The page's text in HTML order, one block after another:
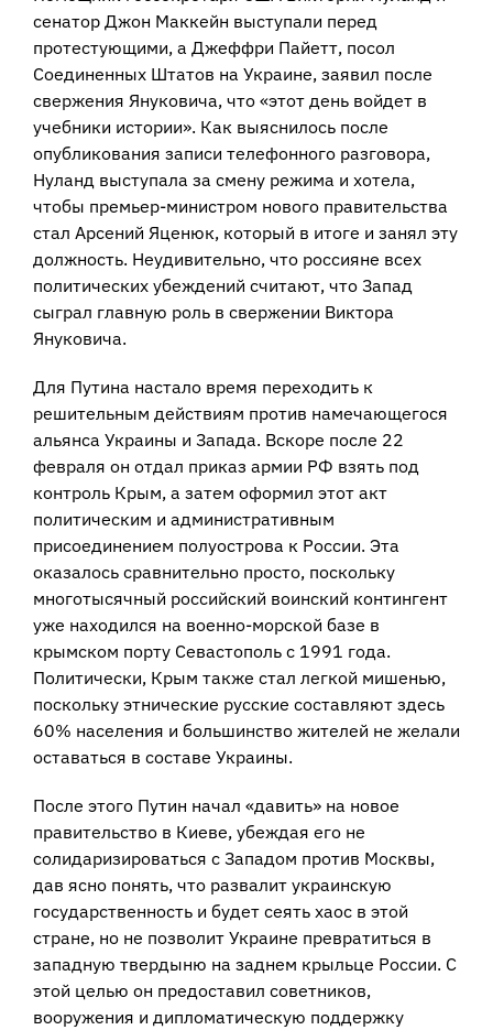
сенатор Джон Маккейн выступали перед
протестующими, а Джеффри Пайетт, посол
Соединенных Штатов на Украине, заявил после
свержения Януковича, что «этот день войдет в
учебники истории». Как выяснилось после
опубликования записи телефонного разговора,
Нуланд выступала за смену режима и хотела,
чтобы премьер-министром нового правительства
стал Арсений Яценюк, который в итоге и занял эту
должность. Неудивительно, что россияне всех
политических убеждений считают, что Запад
сыграл главную роль в свержении Виктора
Януковича.
Для Путина настало время переходить к
решительным действиям против намечающегося
альянса Украины и Запада. Вскоре после 22
февраля он отдал приказ армии РФ взять под
контроль Крым, а затем оформил этот акт
политическим и административным
присоединением полуострова к России. Эта
оказалось сравнительно просто, поскольку
многотысячный российский воинский контингент
уже находился на военно-морской базе в
крымском порту Севастополь с 1991 года.
Политически, Крым также стал легкой мишенью,
поскольку этнические русские составляют здесь
60% населения и большинство жителей не желали
оставаться в составе Украины.
После этого Путин начал «давить» на новое
правительство в Киеве, убеждая его не
солидаризироваться с Западом против Москвы,
дав ясно понять, что развалит украинскую
государственность и будет сеять хаос в этой
стране, но не позволит Украине превратиться в
западную твердыню на заднем крыльце России. С
этой целью он предоставил советников,
вооружения и дипломатическую поддержку